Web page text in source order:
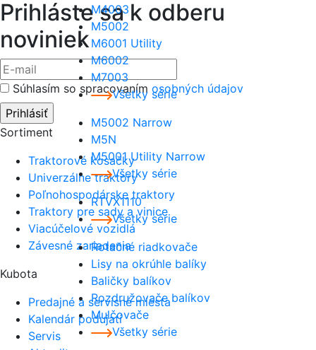
M4003
M5002
M6001 Utility
M6002
M7003
Všetky série
M5002 Narrow
M5N
M5001 Utility Narrow
Všetky série
RTVX1110
Všetky série
Rotačné riadkovače
Lisy na okrúhle balíky
Baličky balíkov
Rozdružovače balíkov
Mulčovače
Všetky série
Prihláste sa k odberu
noviniek
Súhlasím so spracovaním osobných údajov
Sortiment
Traktorové kosačky
Univerzálne traktory
Poľnohospodárske traktory
Traktory pre sady a vinice
Viacúčelové vozidlá
Závesné zariadenia
Kubota
Predajné a servisné miesta
Kalendár podujatí
Servis